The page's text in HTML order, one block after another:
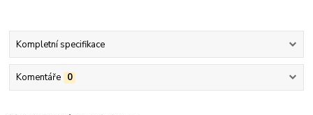
Kompletní specifikace
Komentáře 0